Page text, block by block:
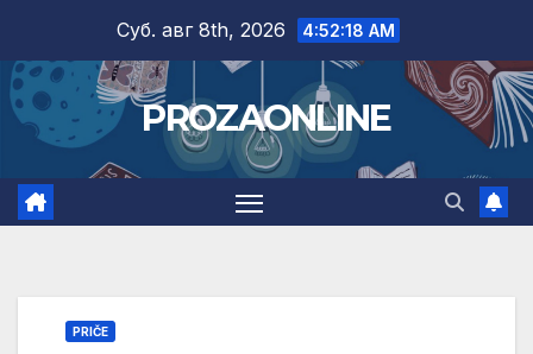
content
Суб. авг 8th, 2026 4:52:19 AM
PROZAONLINE
PRIČE